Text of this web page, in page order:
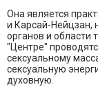
Она является
и Карсай-Нейцзан,
органов и области
"Центре"
сексуальному
сексуальную
духовную.